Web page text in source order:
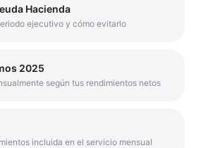
Hacienda
ejecutivo y cómo evitarlo
2025
según tus rendimientos netos
incluida en el servicio mensual